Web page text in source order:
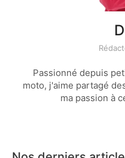
Passionné depuis
moto, j'aime partagé
ma passion à